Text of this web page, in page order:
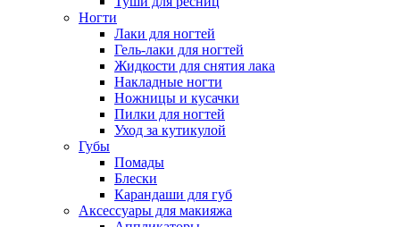
Ногти
Лаки для ногтей
Гель-лаки для ногтей
Жидкости для снятия лака
Накладные ногти
Ножницы и кусачки
Пилки для ногтей
Уход за кутикулой
Губы
Помады
Блески
Карандаши для губ
Аксессуары для макияжа